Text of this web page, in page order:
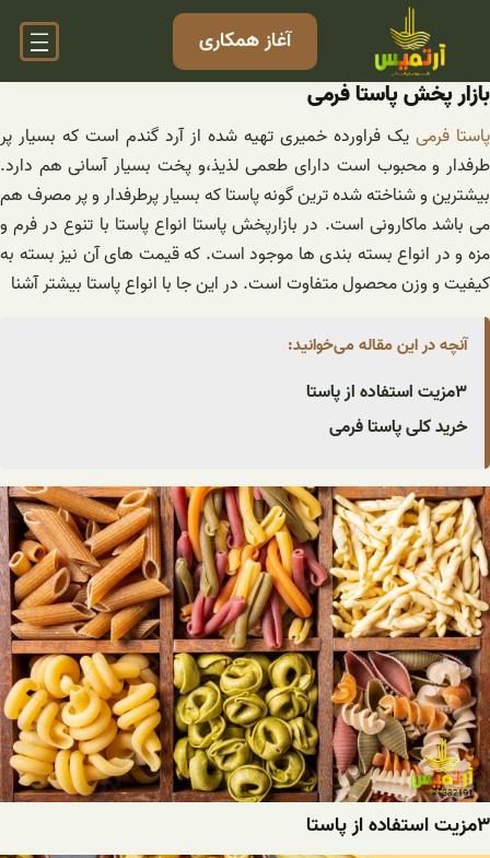
آغاز همکاری
بازار پخش پاستا فرمی
پاستا فرمی یک فراورده خمیری تهیه شده از آرد گندم است که بسیار پر
طرفدار و محبوب است دارای طعمی لذیذ،و پخت بسیار آسانی هم دارد.
بیشترین و شناخته شده ترین گونه پاستا که بسیار پرطرفدار و پر مصرف هم
می باشد ماکارونی است. در بازارپخش پاستا انواع پاستا با تنوع در فرم و
مزه و در انواع بسته بندی ها موجود است. که قیمت های آن نیز بسته به
کیفیت و وزن محصول متفاوت است. در این جا با انواع پاستا بیشتر آشنا
آنچه در این مقاله می‌خوانید:
۳مزیت استفاده از پاستا
خرید کلی پاستا فرمی
۳مزیت استفاده از پاستا